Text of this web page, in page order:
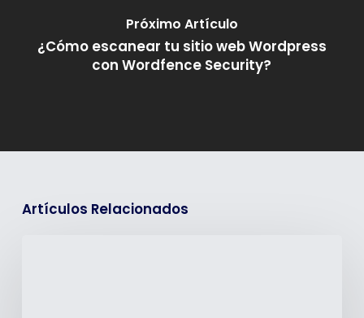
Próximo Artículo
¿Cómo escanear tu sitio web Wordpress
con Wordfence Security?
Artículos Relacionados